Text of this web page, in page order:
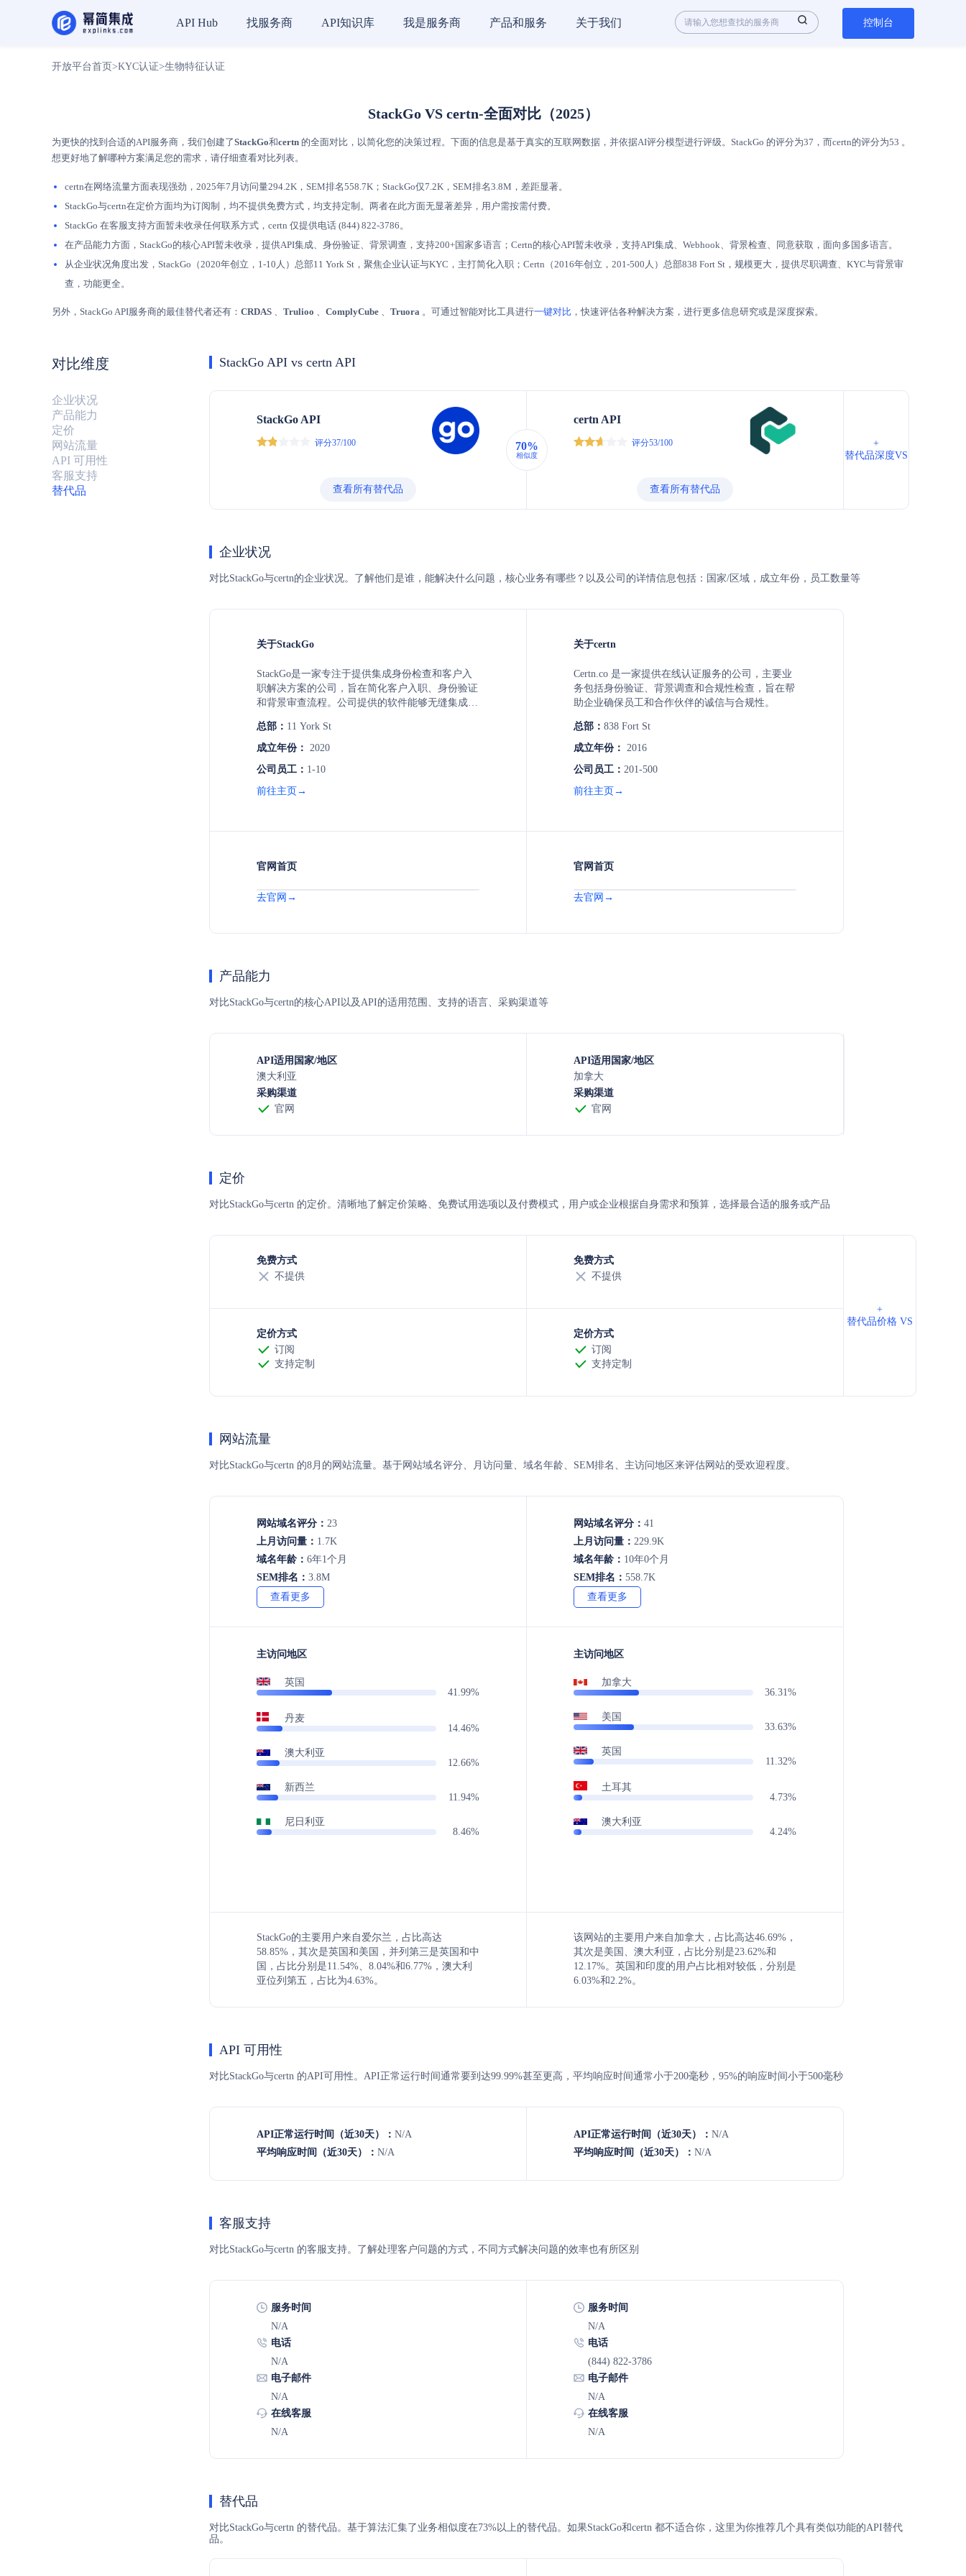
API Hub 找服务商 API知识库 我是服务商 产品和服务 关于我们 控制台
开放平台首页 >KYC认证>生物特征认证
StackGo VS certn-全面对比（2025）
为更快的找到合适的API服务商，我们创建了StackGo和certn 的全面对比，以简化您的决策过程。下面的信息是基于真实的互联网数据，并依据AI评分模型进行评级。StackGo 的评分为37，而certn的评分为53 。
想更好地了解哪种方案满足您的需求，请仔细查看对比列表。
certn在网络流量方面表现强劲，2025年7月访问量294.2K，SEM排名558.7K；StackGo仅7.2K，SEM排名3.8M，差距显著。
StackGo与certn在定价方面均为订阅制，均不提供免费方式，均支持定制。两者在此方面无显著差异，用户需按需付费。
StackGo 在客服支持方面暂未收录任何联系方式，certn 仅提供电话 (844) 822-3786。
在产品能力方面，StackGo的核心API暂未收录，提供API集成、身份验证、背景调查，支持200+国家多语言；Certn的核心API暂未收录，支持API集成、Webhook、背景检查、同意获取，面向多国多语言。
从企业状况角度出发，StackGo（2020年创立，1-10人）总部11 York St，聚焦企业认证与KYC，主打简化入职；Certn（2016年创立，201-500人）总部838 Fort St，规模更大，提供尽职调查、KYC与背景审
查，功能更全。
另外，StackGo API服务商的最佳替代者还有： CRDAS 、 Trulioo 、 ComplyCube 、 Truora 。可通过智能对比工具进行一键对比 ，快速评估各种解决方案，进行更多信息研究或是深度探索。
对比维度
企业状况
产品能力
定价
网站流量
API 可用性
客服支持
替代品
StackGo API vs certn API
StackGo API
评分37/100
查看所有替代品
70%
相似度
certn API
评分53/100
查看所有替代品
+
替代品深度VS
企业状况
对比StackGo与certn的企业状况。了解他们是谁，能解决什么问题，核心业务有哪些？以及公司的详情信息包括：国家/区域，成立年份，员工数量等
关于StackGo
StackGo是一家专注于提供集成身份检查和客户入
职解决方案的公司，旨在简化客户入职、身份验证
和背景审查流程。公司提供的软件能够无缝集成到
签页，提高效率并减少人为错误。StackGo主要服
务于全球受监管的业务，包括会计、法律、商业地
总部： 11 York St
成立年份： 2020
公司员工： 1-10
前往主页→
关于certn
Certn.co 是一家提供在线认证服务的公司，主要业
务包括身份验证、背景调查和合规性检查，旨在帮
助企业确保员工和合作伙伴的诚信与合规性。
总部： 838 Fort St
成立年份： 2016
公司员工： 201-500
前往主页→
官网首页
去官网→
官网首页
去官网→
产品能力
对比StackGo与certn的核心API以及API的适用范围、支持的语言、采购渠道等
API适用国家/地区
澳大利亚
采购渠道
官网
API适用国家/地区
加拿大
采购渠道
官网
定价
对比StackGo与certn 的定价。清晰地了解定价策略、免费试用选项以及付费模式，用户或企业根据自身需求和预算，选择最合适的服务或产品
免费方式
不提供
免费方式
不提供
定价方式
订阅
支持定制
定价方式
订阅
支持定制
+
替代品价格 VS
网站流量
对比StackGo与certn 的8月的网站流量。基于网站域名评分、月访问量、域名年龄、SEM排名、主访问地区来评估网站的受欢迎程度。
网站域名评分： 23
上月访问量： 1.7K
域名年龄： 6年1个月
SEM排名： 3.8M
查看更多
主访问地区
英国
41.99%
丹麦
14.46%
澳大利亚
12.66%
新西兰
11.94%
尼日利亚
8.46%
StackGo的主要用户来自爱尔兰，占比高达
58.85%，其次是英国和美国，并列第三是英国和中
国，占比分别是11.54%、8.04%和6.77%，澳大利
亚位列第五，占比为4.63%。
网站域名评分： 41
上月访问量： 229.9K
域名年龄： 10年0个月
SEM排名： 558.7K
查看更多
主访问地区
加拿大
36.31%
美国
33.63%
英国
11.32%
土耳其
4.73%
澳大利亚
4.24%
该网站的主要用户来自加拿大，占比高达46.69%，
其次是美国、澳大利亚，占比分别是23.62%和
12.17%。英国和印度的用户占比相对较低，分别是
6.03%和2.2%。
API 可用性
对比StackGo与certn 的API可用性。API正常运行时间通常要到达99.99%甚至更高，平均响应时间通常小于200毫秒，95%的响应时间小于500毫秒
API正常运行时间（近30天）： N/A
平均响应时间（近30天）： N/A
API正常运行时间（近30天）： N/A
平均响应时间（近30天）： N/A
客服支持
对比StackGo与certn 的客服支持。了解处理客户问题的方式，不同方式解决问题的效率也有所区别
服务时间
N/A
电话
N/A
电子邮件
N/A
在线客服
N/A
服务时间
N/A
电话
(844) 822-3786
电子邮件
N/A
在线客服
N/A
替代品
对比StackGo与certn 的替代品。基于算法汇集了业务相似度在73%以上的替代品。如果StackGo和certn 都不适合你，这里为你推荐几个具有类似功能的API替代
品。